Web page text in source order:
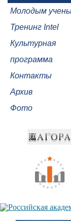
Молодым
Тренинг Intel
Культурная
программа
Контакты
Архив
Фото